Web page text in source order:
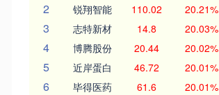
2 锐翔智能 110.02 20.21%
3 志特新材 14.8 20.03%
4 博腾股份 20.44 20.02%
5 近岸蛋白 46.72 20.01%
6 毕得医药 61.6 20.01%